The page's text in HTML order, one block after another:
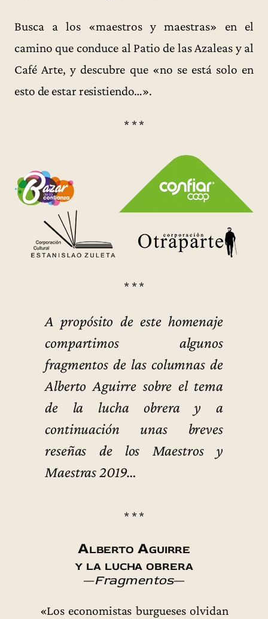
Busca a los «maestros y maestras» en el
camino que conduce al Patio de las Azaleas y al
Café Arte, y descubre que «no se está solo en
esto de estar resistiendo…».
* * *
* * *
A propósito de este homenaje
compartimos algunos
fragmentos de las columnas de
Alberto Aguirre sobre el tema
de la lucha obrera y a
continuación unas breves
reseñas de los Maestros y
Maestras 2019…
* * *
Alberto Aguirre
y la lucha obrera
—Fragmentos—
«Los economistas burgueses olvidan